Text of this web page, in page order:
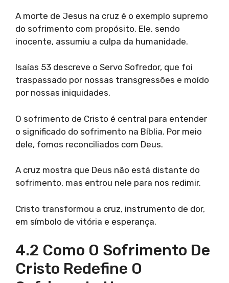
A morte de Jesus na cruz é o exemplo supremo
do sofrimento com propósito. Ele, sendo
inocente, assumiu a culpa da humanidade.
Isaías 53 descreve o Servo Sofredor, que foi
traspassado por nossas transgressões e moído
por nossas iniquidades.
O sofrimento de Cristo é central para entender
o significado do sofrimento na Bíblia. Por meio
dele, fomos reconciliados com Deus.
A cruz mostra que Deus não está distante do
sofrimento, mas entrou nele para nos redimir.
Cristo transformou a cruz, instrumento de dor,
em símbolo de vitória e esperança.
4.2 Como O Sofrimento De
Cristo Redefine O